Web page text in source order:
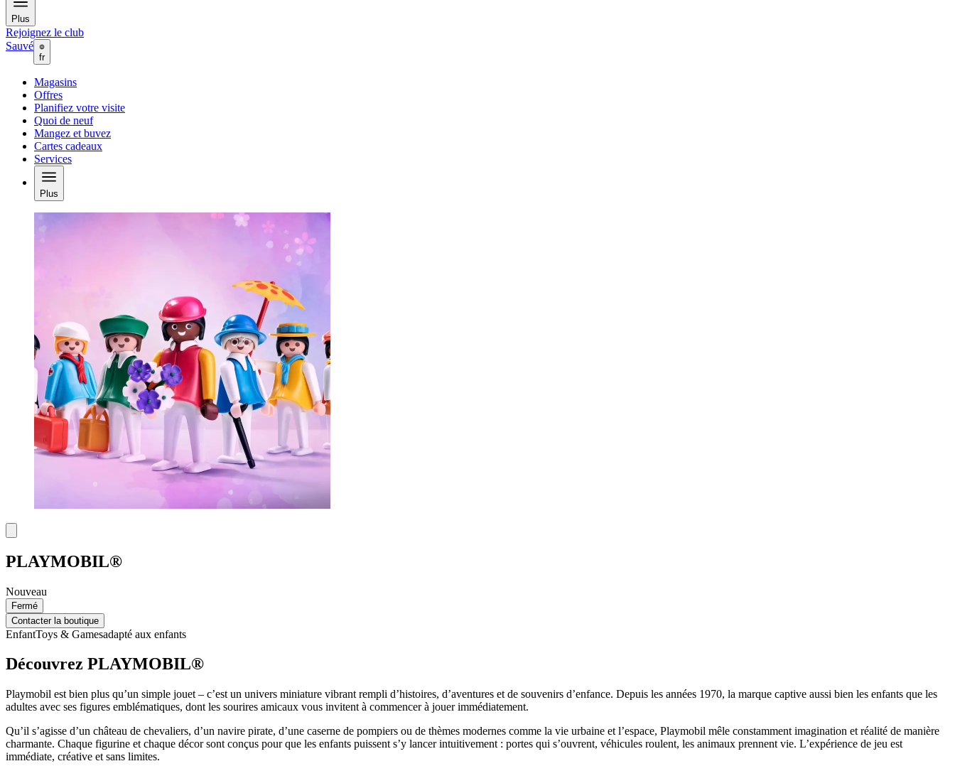
Plus
Rejoignez le club
Sauvé
fr
Magasins
Offres
Planifiez votre visite
Quoi de neuf
Mangez et buvez
Cartes cadeaux
Services
Plus
PLAYMOBIL®
Nouveau
Fermé
Contacter la boutique
EnfantToys & Gamesadapté aux enfants
Découvrez PLAYMOBIL®
Playmobil est bien plus qu’un simple jouet – c’est un univers miniature vibrant rempli d’histoires, d’aventures et de souvenirs d’enfance. Depuis les années 1970, la marque captive aussi bien les enfants que les
adultes avec ses figures emblématiques, dont les sourires amicaux vous invitent à commencer à jouer immédiatement.
Qu’il s’agisse d’un château de chevaliers, d’un navire pirate, d’une caserne de pompiers ou de thèmes modernes comme la vie urbaine et l’espace, Playmobil mêle constamment imagination et réalité de manière
charmante. Chaque figurine et chaque décor sont conçus pour que les enfants puissent s’y lancer intuitivement : portes qui s’ouvrent, véhicules roulent, les animaux prennent vie. L’expérience de jeu est
immédiate, créative et sans limites.